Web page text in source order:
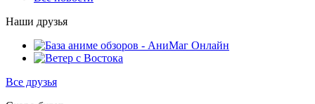
Наши друзья
Все друзья